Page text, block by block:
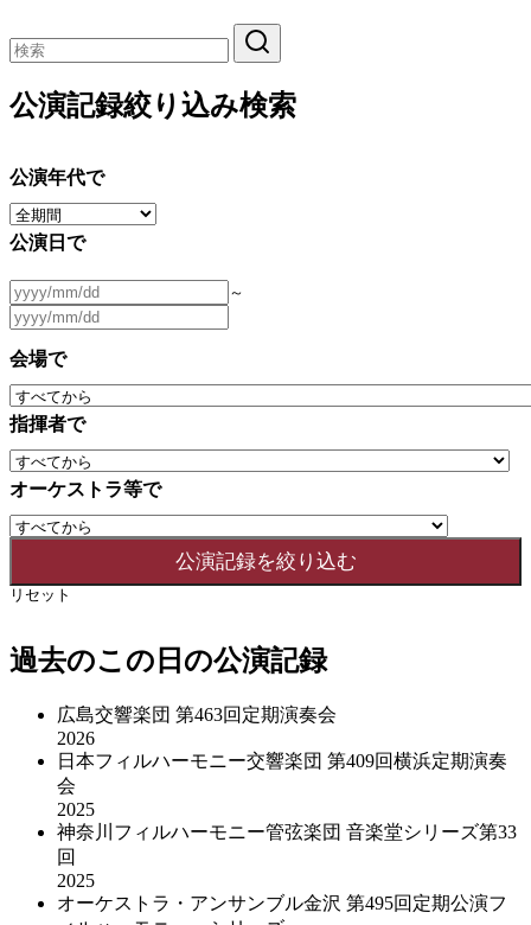
公演記録絞り込み検索
公演年代で
公演日で
～
会場で
指揮者で
オーケストラ等で
リセット
過去のこの日の公演記録
広島交響楽団 第463回定期演奏会
2026
日本フィルハーモニー交響楽団 第409回横浜定期演奏
会
2025
神奈川フィルハーモニー管弦楽団 音楽堂シリーズ第33
回
2025
オーケストラ・アンサンブル金沢 第495回定期公演フ